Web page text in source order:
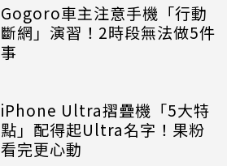
Gogoro車主注意手機「行動
斷網」演習！2時段無法做5件
事
iPhone Ultra摺疊機「5大特
點」配得起Ultra名字！果粉
看完更心動